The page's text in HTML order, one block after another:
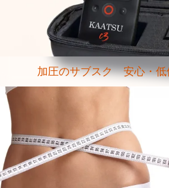
加圧のサブスク 安心・低